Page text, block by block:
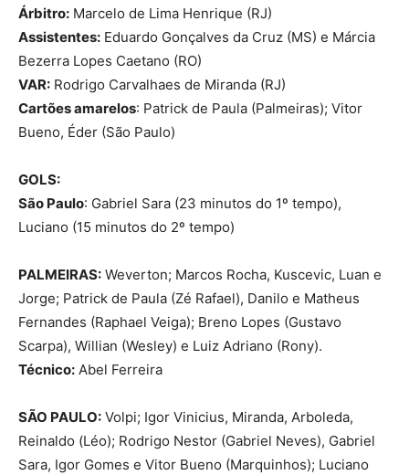
Árbitro: Marcelo de Lima Henrique (RJ)
Assistentes: Eduardo Gonçalves da Cruz (MS) e Márcia
Bezerra Lopes Caetano (RO)
VAR: Rodrigo Carvalhaes de Miranda (RJ)
Cartões amarelos: Patrick de Paula (Palmeiras); Vitor
Bueno, Éder (São Paulo)
GOLS:
São Paulo: Gabriel Sara (23 minutos do 1º tempo),
Luciano (15 minutos do 2º tempo)
PALMEIRAS: Weverton; Marcos Rocha, Kuscevic, Luan e
Jorge; Patrick de Paula (Zé Rafael), Danilo e Matheus
Fernandes (Raphael Veiga); Breno Lopes (Gustavo
Scarpa), Willian (Wesley) e Luiz Adriano (Rony).
Técnico: Abel Ferreira
SÃO PAULO: Volpi; Igor Vinicius, Miranda, Arboleda,
Reinaldo (Léo); Rodrigo Nestor (Gabriel Neves), Gabriel
Sara, Igor Gomes e Vitor Bueno (Marquinhos); Luciano